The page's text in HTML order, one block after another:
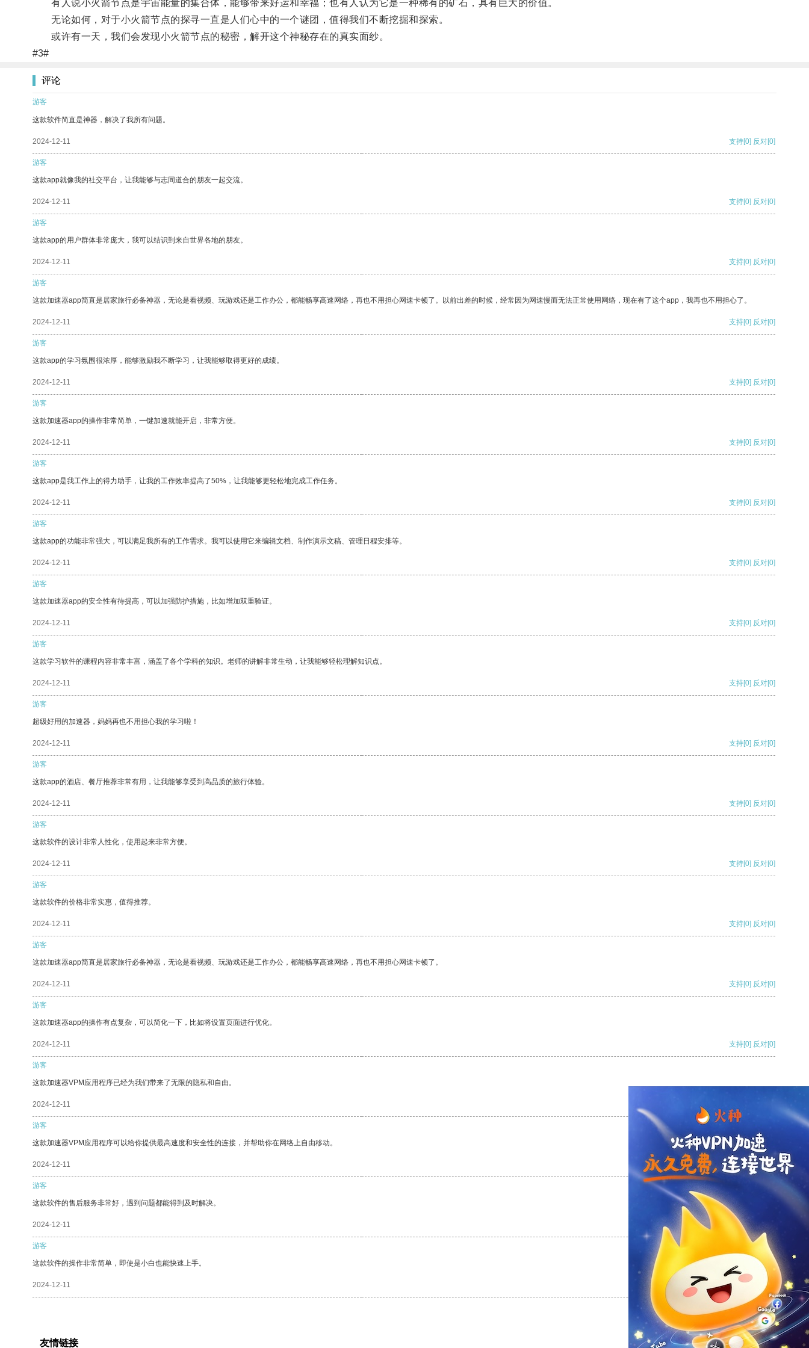
有人说小火箭节点是宇宙能量的集合体，能够带来好运和幸福；也有人认为它是一种稀有的矿石，具有巨大的价值。
无论如何，对于小火箭节点的探寻一直是人们心中的一个谜团，值得我们不断挖掘和探索。
或许有一天，我们会发现小火箭节点的秘密，解开这个神秘存在的真实面纱。
#3#
评论
游客
这款软件简直是神器，解决了我所有问题。
2024-12-11 支持[0] 反对[0]
游客
这款app就像我的社交平台，让我能够与志同道合的朋友一起交流。
2024-12-11 支持[0] 反对[0]
游客
这款app的用户群体非常庞大，我可以结识到来自世界各地的朋友。
2024-12-11 支持[0] 反对[0]
游客
这款加速器app简直是居家旅行必备神器，无论是看视频、玩游戏还是工作办公，都能畅享高速网络，再也不用担心网速卡顿了。以前出差的时候，经常因为网速慢而无法正常使用网络，现在有了这个app，我再也不用担心了。
2024-12-11 支持[0] 反对[0]
游客
这款app的学习氛围很浓厚，能够激励我不断学习，让我能够取得更好的成绩。
2024-12-11 支持[0] 反对[0]
游客
这款加速器app的操作非常简单，一键加速就能开启，非常方便。
2024-12-11 支持[0] 反对[0]
游客
这款app是我工作上的得力助手，让我的工作效率提高了50%，让我能够更轻松地完成工作任务。
2024-12-11 支持[0] 反对[0]
游客
这款app的功能非常强大，可以满足我所有的工作需求。我可以使用它来编辑文档、制作演示文稿、管理日程安排等。
2024-12-11 支持[0] 反对[0]
游客
这款加速器app的安全性有待提高，可以加强防护措施，比如增加双重验证。
2024-12-11 支持[0] 反对[0]
游客
这款学习软件的课程内容非常丰富，涵盖了各个学科的知识。老师的讲解非常生动，让我能够轻松理解知识点。
2024-12-11 支持[0] 反对[0]
游客
超级好用的加速器，妈妈再也不用担心我的学习啦！
2024-12-11 支持[0] 反对[0]
游客
这款app的酒店、餐厅推荐非常有用，让我能够享受到高品质的旅行体验。
2024-12-11 支持[0] 反对[0]
游客
这款软件的设计非常人性化，使用起来非常方便。
2024-12-11 支持[0] 反对[0]
游客
这款软件的价格非常实惠，值得推荐。
2024-12-11 支持[0] 反对[0]
游客
这款加速器app简直是居家旅行必备神器，无论是看视频、玩游戏还是工作办公，都能畅享高速网络，再也不用担心网速卡顿了。
2024-12-11 支持[0] 反对[0]
游客
这款加速器app的操作有点复杂，可以简化一下，比如将设置页面进行优化。
2024-12-11 支持[0] 反对[0]
游客
这款加速器VPM应用程序已经为我们带来了无限的隐私和自由。
2024-12-11
游客
这款加速器VPM应用程序可以给你提供最高速度和安全性的连接，并帮助你在网络上自由移动。
2024-12-11 支持 [0] 反对[0]
游客
这款软件的售后服务非常好，遇到问题都能得到及时解决。
2024-12-11 支持[0] 反对
游客
这款软件的操作非常简单，即使是小白也能快速上手。
2024-12-11 支持[0] 反对[0]
友情链接